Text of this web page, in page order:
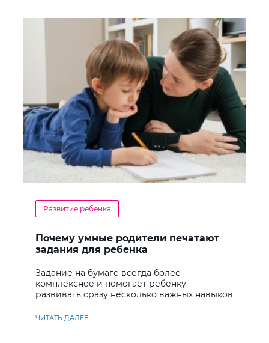
Развитие ребенка
Почему умные родители печатают
задания для ребенка
Задание на бумаге всегда более
комплексное и помогает ребенку
развивать сразу несколько важных навыков
ЧИТАТЬ ДАЛЕЕ